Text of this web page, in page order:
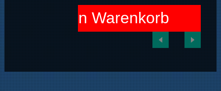
In den Warenkorb